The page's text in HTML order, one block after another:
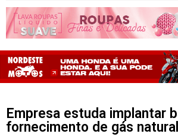
Empresa estuda implantar
fornecimento de gás